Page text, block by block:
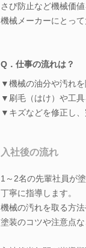
さび防止など機械価
機械メーカーにとって
Q．仕事の流れは？
▼機械の油分や汚れ
▼刷毛（はけ）や工
▼キズなどを修正し
入社後の流れ
1～2名の先輩社員が
丁寧に指導します。
機械の汚れを取る方法
塗装のコツや注意点